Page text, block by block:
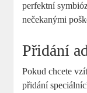
perfektní
nečekanými
Přidání
Pokud chcete
přidání